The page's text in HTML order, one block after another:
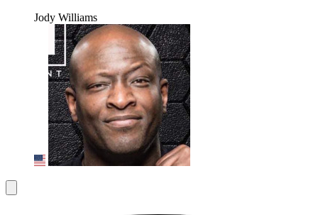
Jody Williams